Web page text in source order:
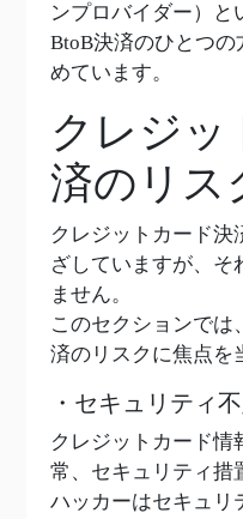
ンプロバイダー）と
BtoB決済のひとつ
めています。
クレジッ
済のリス
クレジットカード決
ざしていますが、そ
ません。
このセクションでは
済のリスクに焦点を
・セキュリティ
クレジットカード情
常、セキュリティ措
ハッカーはセキュリ